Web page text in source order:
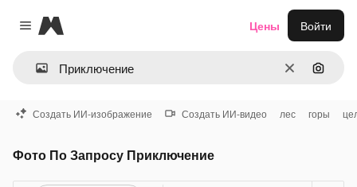
Close menu
Magnific
ОчиститьПоиск
Цены Войти
Создать ИИ-изображение Создать ИИ-видео лес горы
Фото По Запросу Приключение